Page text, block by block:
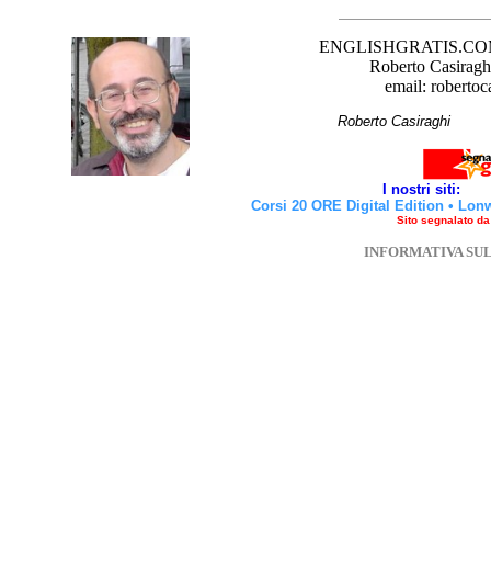
Roberto
email:
Roberto
I nostri siti:
Corsi 20 ORE Digital Edition •
Sito segnalato
INFORMATIVA